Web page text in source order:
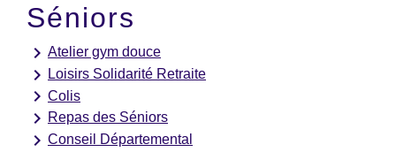
Séniors
keyboard_arrow_right Atelier gym douce
keyboard_arrow_right Loisirs Solidarité Retraite
keyboard_arrow_right Colis
keyboard_arrow_right Repas des Séniors
keyboard_arrow_right Conseil Départemental